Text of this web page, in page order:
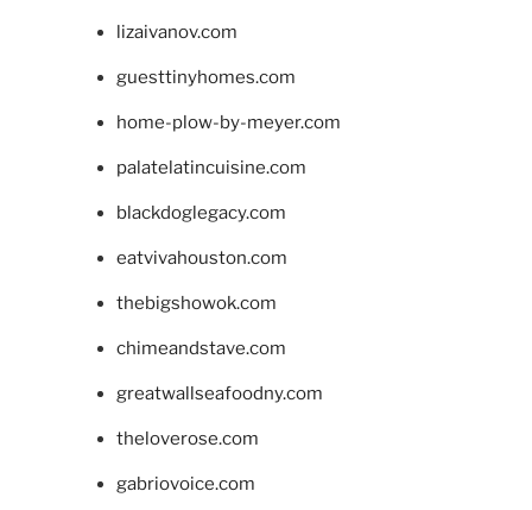
lizaivanov.com
guesttinyhomes.com
home-plow-by-meyer.com
palatelatincuisine.com
blackdoglegacy.com
eatvivahouston.com
thebigshowok.com
chimeandstave.com
greatwallseafoodny.com
theloverose.com
gabriovoice.com